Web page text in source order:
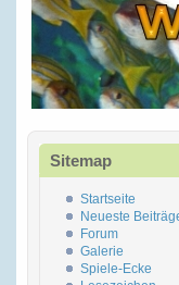
Sitemap
Startseite
Neueste
Forum
Galerie
Spiele-Ecke